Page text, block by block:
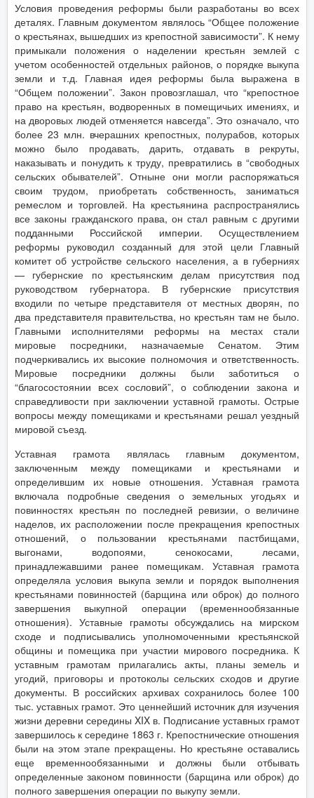
Условия проведения реформы были разработаны во всех
деталях. Главным документом являлось “Общее положение
о крестьянах, вышедших из крепостной зависимости”. К нему
примыкали положения о наделении крестьян землей с
учетом особенностей отдельных районов, о порядке выкупа
земли и т.д. Главная идея реформы была выражена в
“Общем положении”. Закон провозглашал, что “крепостное
право на крестьян, водворенных в помещичьих имениях, и
на дворовых людей отменяется навсегда”. Это означало, что
более 23 млн. вчерашних крепостных, полурабов, которых
можно было продавать, дарить, отдавать в рекруты,
наказывать и понудить к труду, превратились в “свободных
сельских обывателей”. Отныне они могли распоряжаться
своим трудом, приобретать собственность, заниматься
ремеслом и торговлей. На крестьянина распространялись
все законы гражданского права, он стал равным с другими
подданными Российской империи. Осуществлением
реформы руководил созданный для этой цели Главный
комитет об устройстве сельского населения, а в губерниях
— губернские по крестьянским делам присутствия под
руководством губернатора. В губернские присутствия
входили по четыре представителя от местных дворян, по
два представителя правительства, но крестьян там не было.
Главными исполнителями реформы на местах стали
мировые посредники, назначаемые Сенатом. Этим
подчеркивались их высокие полномочия и ответственность.
Мировые посредники должны были заботиться о
“благосостоянии всех сословий”, о соблюдении закона и
справедливости при заключении уставной грамоты. Острые
вопросы между помещиками и крестьянами решал уездный
мировой съезд.
Уставная грамота являлась главным документом,
заключенным между помещиками и крестьянами и
определившим их новые отношения. Уставная грамота
включала подробные сведения о земельных угодьях и
повинностях крестьян по последней ревизии, о величине
наделов, их расположении после прекращения крепостных
отношений, о пользовании крестьянами пастбищами,
выгонами, водопоями, сенокосами, лесами,
принадлежавшими ранее помещикам. Уставная грамота
определяла условия выкупа земли и порядок выполнения
крестьянами повинностей (барщина или оброк) до полного
завершения выкупной операции (временнообязанные
отношения). Уставные грамоты обсуждались на мирском
сходе и подписывались уполномоченными крестьянской
общины и помещика при участии мирового посредника. К
уставным грамотам прилагались акты, планы земель и
угодий, приговоры и протоколы сельских сходов и другие
документы. В российских архивах сохранилось более 100
тыс. уставных грамот. Это ценнейший источник для изучения
жизни деревни середины XIX в. Подписание уставных грамот
завершилось к середине 1863 г. Крепостнические отношения
были на этом этапе прекращены. Но крестьяне оставались
еще временнообязанными и должны были отбывать
определенные законом повинности (барщина или оброк) до
полного завершения операции по выкупу земли.